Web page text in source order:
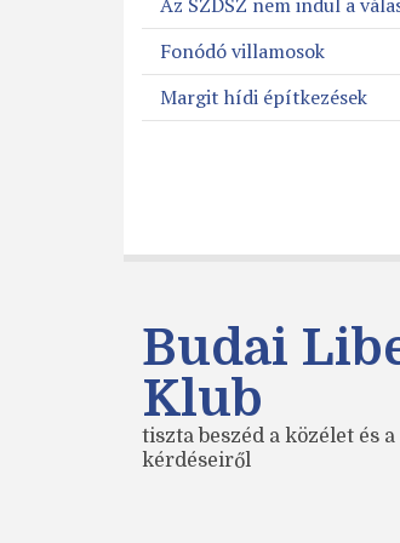
Fonódó villamosok
Margit hídi építkezések
Budai
Klub
tiszta beszéd a közélet és
kérdéseiről